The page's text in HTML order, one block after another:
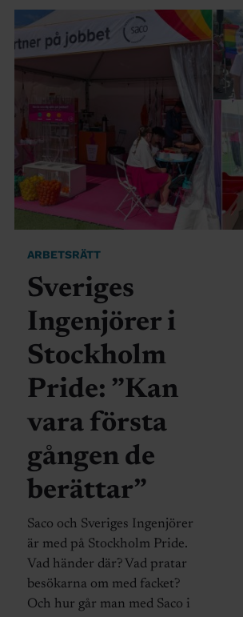
ARBETSRÄTT
Sveriges
Ingenjörer i
Stockholm
Pride: ”Kan
vara första
gången de
berättar”
Saco och Sveriges Ingenjörer
är med på Stockholm Pride.
Vad händer där? Vad pratar
besökarna om med facket?
Och hur går man med Saco i